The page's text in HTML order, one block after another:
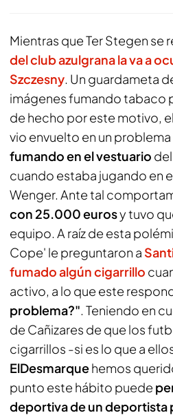
Mientras que Ter Stegen se
del club azulgrana la va a
Szczesny. Un guardameta
imágenes fumando tabaco
de hecho por este motivo,
vio envuelto en un
fumando en el vestuario
cuando estaba jugando en
Wenger. Ante tal
con 25.000 eurosy tuvo
equipo. A raíz de esta
Cope' le preguntaron a
fumado algún cigarrillo
activo, a lo que este
problema?". Teniendo en
de Cañizares de que los
cigarrillos -si es lo que a
ElDesmarquehemos
punto este hábito puede
deportiva de un deportista